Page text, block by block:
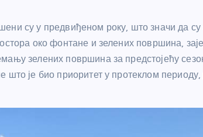
су у предвиђеном року, што значи да су
око фонтане и зелених површина,
зелених површина за предстојећу
је био приоритет у протеклом